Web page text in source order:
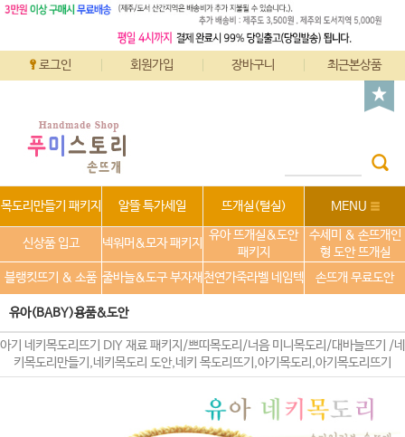
로그인 회원가입 장바구니 최근본상품
목도리만들기 패키지 알뜰 특가세일 뜨개실(털실) MENU
신상품 입고 넥워머&모자 패키지
유아 뜨개실&도안
패키지
수세미 & 손뜨개인
형 도안 뜨개실
블랭킷뜨기 & 소품 줄바늘&도구 부자재 천연가죽라벨 네임텍 손뜨개 무료도안
유아(BABY)용품&도안
아기 네키목도리뜨기 DIY 재료 패키지/쁘띠목도리/너음 미니목도리/대바늘뜨기 /네
키목도리만들기,네키목도리 도안,네키 목도리뜨기,아기목도리,아기목도리뜨기